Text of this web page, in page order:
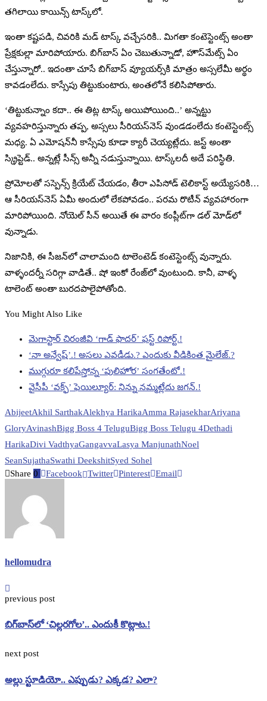
తగిలాయి కాయిన్స్‌ టాస్క్‌లో.
ఇంతా కష్టపడి, చివరికి మడ్‌ టాస్క్‌ వచ్చేసరికి.. మిగతా కంటెస్టెంట్స్‌ అంతా
ప్రేక్షకుల్లా మారిపోయారు. బిగ్‌బాస్‌ ఏం చెబుతున్నాడో, హౌస్‌మేట్స్‌ ఏం
చేస్తున్నారో.. ఇదంతా చూసే బిగ్‌బాస్‌ వ్యూయర్స్‌కి మాత్రం అస్సలేమీ అర్థం
కావడంలేదు. కాస్సేపు తిట్టుకుంటారు, అంతలోనే కలిసిపోతారు.
‘తిట్టుకున్నాం కదా.. ఈ తిట్ల టాస్క్‌ అయిపోయింది..’ అన్నట్టు
వ్యవహరిస్తున్నారు తప్ప, అస్సలు సీరియస్‌నెస్‌ వుండడంలేదు కంటెస్టెంట్స్‌
మధ్య. ఏ ఎమోషన్‌నీ కాస్సేపు కూడా క్యారీ చెయ్యట్లేదు. జస్ట్‌ అంతా
స్క్రిప్టెడ్‌.. అన్నట్లే సీన్స్‌ అన్నీ నడుస్తున్నాయి. టాస్క్‌లదీ అదే పరిస్థితి.
ప్రోమోలతో సస్పెన్స్‌ క్రియేట్‌ చేయడం, తీరా ఎపిసోడ్‌ టెలికాస్ట్‌ అయ్యేసరికి…
ఆ సీరియస్‌నెస్‌ ఏమీ అందులో లేకపోవడం.. పరమ రొటీన్‌ వ్యవహారంగా
మారిపోయింది. నోయెల్‌ సీన్‌ అయితే ఈ వారం కంప్లీట్‌గా డల్‌ మోడ్‌లో
వున్నాడు.
నిజానికి, ఈ సీజన్‌లో చాలామంది టాలెంటెడ్‌ కంటెస్టెంట్స్‌ వున్నారు.
వాళ్ళందర్నీ సరిగ్గా వాడితే.. షో ఇంకో రేంజ్‌లో వుంటుంది. కానీ, వాళ్ళ
టాలెంట్‌ అంతా బురదపాలైపోతోంది.
You Might Also Like
మెగాస్టార్ చిరంజీవి ‘గాడ్ ఫాదర్’ ఫస్ట్ రిపోర్ట్.!
‘నా అన్వేష్’.! అసలు ఎవడీడు.? ఎందుకు వీడికింత మైలేజ్.?
ముగ్గురూ కలిపేస్తోన్న ‘పులిహోర’ సంగతేంటో.!
వైసీపీ ‘వక్ఫ్’ ఫెయిల్యూర్: నిన్ను నమ్మట్లేదు జగన్.!
AbijeetAkhil SarthakAlekhya HarikaAmma RajasekharAriyana
GloryAvinashBigg Boss 4 TeluguBigg Boss Telugu 4Dethadi
HarikaDivi VadthyaGangavvaLasya ManjunathNoel
SeanSujathaSwathi DeekshitSyed Sohel
Share 0 Facebook Twitter Pinterest Email
hellomudra
previous post
బిగ్‌బాస్‌లో ‘చిల్లరగోల’.. ఎందుకీ కొట్లాట.!
next post
అల్లు స్టూడియో.. ఎప్పుడు? ఎక్కడ? ఎలా?